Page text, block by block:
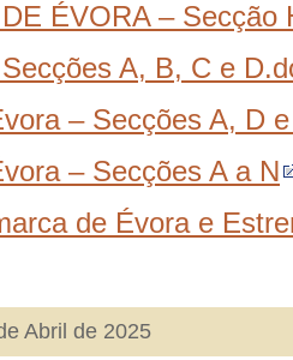
ÉVORA – Secção
A, B, C e
– Secções A, D
– Secções A a N
de Évora e
Abril de 2025